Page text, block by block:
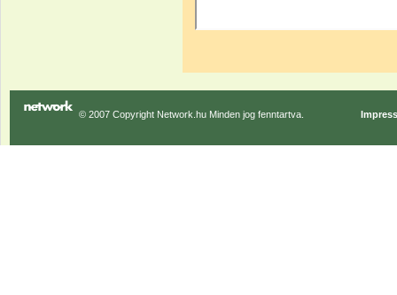
© 2007 Copyright Network.hu Minden jog fenntartva.